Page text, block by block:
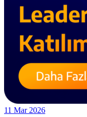
11 Mar 2026